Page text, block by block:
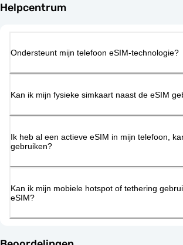
Helpcentrum
Ondersteunt mijn telefoon eSIM-technologie?
Kan ik mijn fysieke simkaart naast de eSIM
Ik heb al een actieve eSIM in mijn telefoon,
gebruiken?
Kan ik mijn mobiele hotspot of tethering
eSIM?